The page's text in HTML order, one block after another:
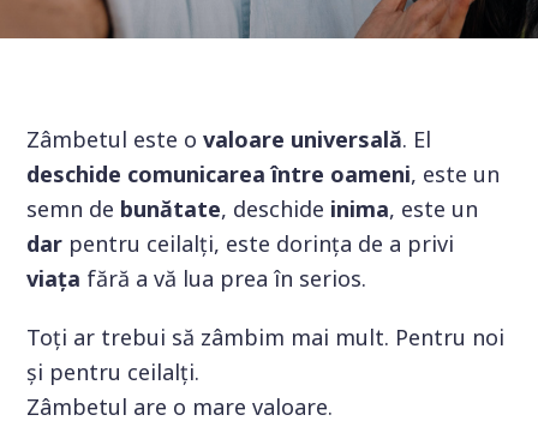
Zâmbetul este ovaloare universală. El
deschide comunicarea între oameni, este un
semn de bunătate, deschide inima, este un
dar pentru ceilalți, este dorința de a privi
viața fără a vă lua prea în serios.
Toți ar trebui să zâmbim mai mult. Pentru noi
și pentru ceilalți.
Zâmbetul are o mare valoare.